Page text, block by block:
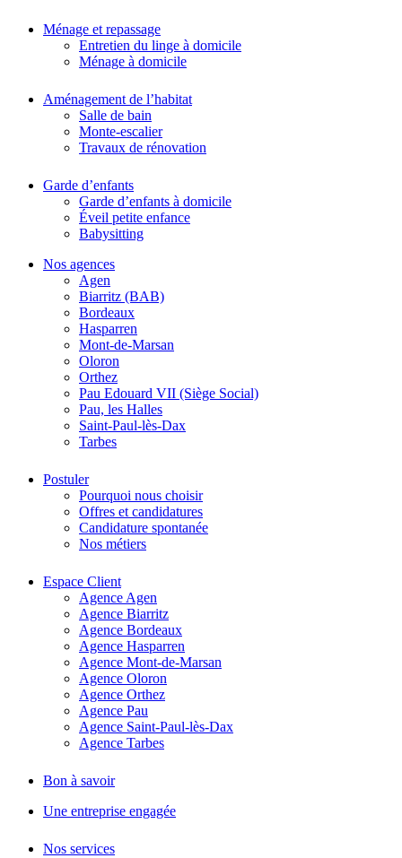
Ménage et repassage
Entretien du linge à domicile
Ménage à domicile
Aménagement de l’habitat
Salle de bain
Monte-escalier
Travaux de rénovation
Garde d’enfants
Garde d’enfants à domicile
Éveil petite enfance
Babysitting
Nos agences
Agen
Biarritz (BAB)
Bordeaux
Hasparren
Mont-de-Marsan
Oloron
Orthez
Pau Edouard VII (Siège Social)
Pau, les Halles
Saint-Paul-lès-Dax
Tarbes
Postuler
Pourquoi nous choisir
Offres et candidatures
Candidature spontanée
Nos métiers
Espace Client
Agence Agen
Agence Biarritz
Agence Bordeaux
Agence Hasparren
Agence Mont-de-Marsan
Agence Oloron
Agence Orthez
Agence Pau
Agence Saint-Paul-lès-Dax
Agence Tarbes
Bon à savoir
Une entreprise engagée
Nos services